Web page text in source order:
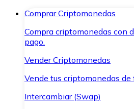
Comprar Criptomonedas
Compra criptomonedas con
pago.
Vender Criptomonedas
Vende tus criptomonedas de
Intercambiar (Swap)